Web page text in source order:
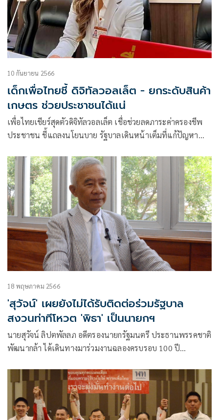
10 กันยายน 2566
เด็กเพื่อไทยชี้ ดิจิทัลวอลเล็ต - ยกระดับสินค้า
เกษตร ช่วยประชาชนได้แน่
เพื่อไทยเชียร์สุดตัวดิจิทัลวอลเล็ต เชื่อช่วยลดภาระค่าครองชีพ
ประชาชน ชี้แถลงนโยนบาย รัฐบาลเดินหน้าเต็มที่แก้ปัญหา
18 พฤษภาคม 2566
'สุวัจน์' เผยยังไม่ได้รับติดต่อร่วมรัฐบาล
สงวนท่าทีโหวต 'พิธา' เป็นนายกฯ
นายสุวัจน์ ลิปตพัลลภ อดีตรองนายกรัฐมนตรี ประธานพรรคชาติ
พัฒนากล้า ได้เดินทางมาร่วมงานฉลองครบรอบ 100 ปี
ชาญนุกูล ว่าที่ ส.ส.บัญชีรายชื่อ พรรคชาติพัฒนากล้า ร่วมพิธี